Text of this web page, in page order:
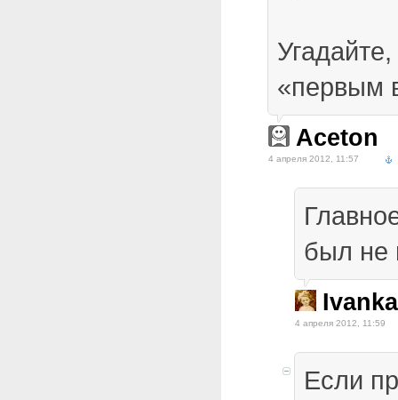
«первым
Aceton
4 апреля 2012, 11:57
был не
Ivanka
4 апреля 2012, 11:59
Если